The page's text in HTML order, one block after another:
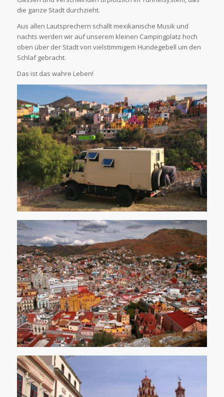
die ganze Stadt durchzieht.
Aus allen Lautsprechern schallt mexikanische Musik und
nachts werden wir auf unserem kleinen Campingplatz hoch
oben über der Stadt von vielstimmigem Hundegebell um den
Schlaf gebracht.
Das ist das wahre Leben!